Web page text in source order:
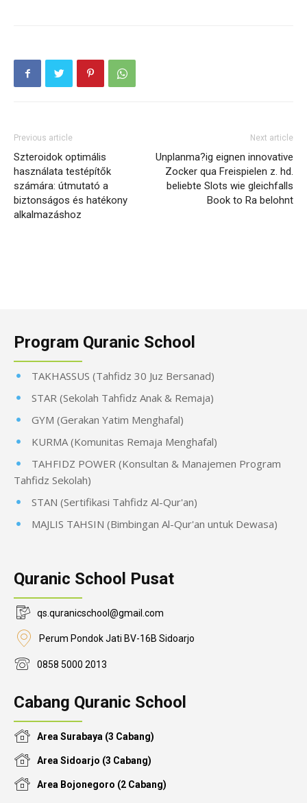
Previous article
Szteroidok optimális
használata testépítők
számára: útmutató a
biztonságos és hatékony
alkalmazáshoz
Next article
Unplanma?ig eignen innovative
Zocker qua Freispielen z. hd.
beliebte Slots wie gleichfalls
Book to Ra belohnt
Program Quranic School
TAKHASSUS (Tahfidz 30 Juz Bersanad)
STAR (Sekolah Tahfidz Anak & Remaja)
GYM (Gerakan Yatim Menghafal)
KURMA (Komunitas Remaja Menghafal)
TAHFIDZ POWER (Konsultan & Manajemen Program
Tahfidz Sekolah)
STAN (Sertifikasi Tahfidz Al-Qur'an)
MAJLIS TAHSIN (Bimbingan Al-Qur'an untuk Dewasa)
Quranic School Pusat
qs.quranicschool@gmail.com
Perum Pondok Jati BV-16B Sidoarjo
0858 5000 2013
Cabang Quranic School
Area Surabaya (3 Cabang)
Area Sidoarjo (3 Cabang)
Area Bojonegoro (2 Cabang)